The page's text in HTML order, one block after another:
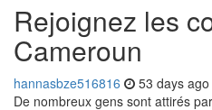
Rejoignez les
Cameroun
hannasbze516816 53 days ago
De nombreux gens sont attirés